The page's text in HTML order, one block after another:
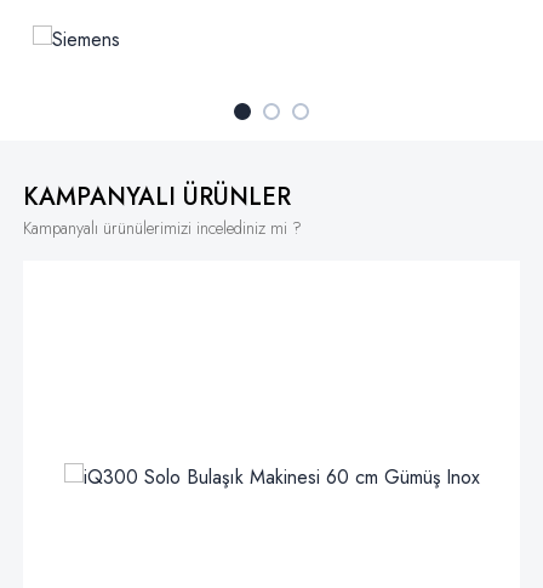
KAMPANYALI ÜRÜNLER
Kampanyalı ürünülerimizi incelediniz mi ?